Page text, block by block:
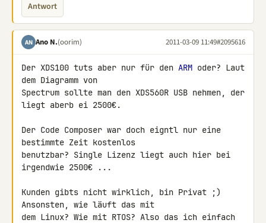
Antwort
AN Ano N.(oorim) 2011-03-09 11:49#2095616
Der XDS100 tuts aber nur für den ARM oder? Laut
dem Diagramm von
Spectrum sollte man den XDS560R USB nehmen, der
liegt aberb ei 2500€.
Der Code Composer war doch eigntl nur eine
bestimmte Zeit kostenlos
benutzbar? Single Lizenz liegt auch hier bei
irgendwie 2500€ ...
Kunden gibts nicht wirklich, bin Privat ;)
Ansonsten, wie läuft das mit
dem Linux? Wie mit RTOS? Also das ich einfach